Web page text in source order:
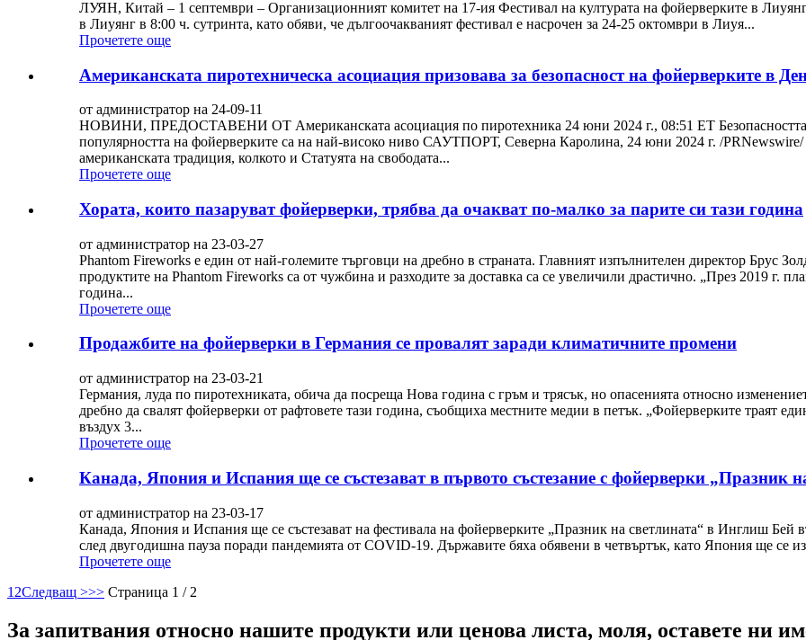
ЛУЯН, Китай – 1 септември – Организационният комитет на 17-ия Фестивал на културата на фойерверките в
в Лиуянг в 8:00 ч. сутринта, като обяви, че дългоочакваният фестивал е насрочен за 24-25 октомври в Лиуя...
Прочетете още
Американската пиротехническа асоциация призовава за безопасност на фойерверките в
от администратор на 24-09-11
НОВИНИ, ПРЕДОСТАВЕНИ ОТ Американската асоциация по пиротехника 24 юни 2024 г., 08:51 ET Безопасността
популярността на фойерверките са на най-високо ниво САУТПОРТ, Северна Каролина, 24 юни 2024 г. /PRNewswire/
американската традиция, колкото и Статуята на свободата...
Прочетете още
Хората, които пазаруват фойерверки, трябва да очакват по-малко за парите си тази година
от администратор на 23-03-27
Phantom Fireworks е един от най-големите търговци на дребно в страната. Главният изпълнителен директор Брус
продуктите на Phantom Fireworks са от чужбина и разходите за доставка са се увеличили драстично. „През 2019 г.
година...
Прочетете още
Продажбите на фойерверки в Германия се провалят заради климатичните промени
от администратор на 23-03-21
Германия, луда по пиротехниката, обича да посреща Нова година с гръм и трясък, но опасенията относно
дребно да свалят фойерверки от рафтовете тази година, съобщиха местните медии в петък. „Фойерверките траят
въздух 3...
Прочетете още
Канада, Япония и Испания ще се състезават в първото състезание с фойерверки „Празник
от администратор на 23-03-17
Канада, Япония и Испания ще се състезават на фестивала на фойерверките „Празник на светлината“ в Инглиш Бей
след двугодишна пауза поради пандемията от COVID-19. Държавите бяха обявени в четвъртък, като Япония ще се
Прочетете още
1 2Следващ >>> Страница 1 / 2
За запитвания относно нашите продукти или ценова листа, моля, оставете ни